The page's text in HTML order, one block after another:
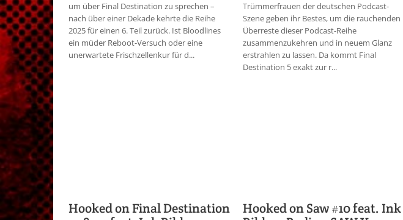
um über Final Destination zu sprechen –
nach über einer Dekade kehrte die Reihe
2025 für einen 6. Teil zurück. Ist Bloodlines
ein müder Reboot-Versuch oder eine
unerwartete Frischzellenkur für d...
Trümmerfrauen der deutschen Podcast-
Szene geben ihr Bestes, um die rauchenden
Überreste dieser Podcast-Reihe
zusammenzukehren und in neuem Glanz
erstrahlen zu lassen. Da kommt Final
Destination 5 exakt zur r...
Hooked on Final Destination
Hooked on Saw #10 feat. Ink